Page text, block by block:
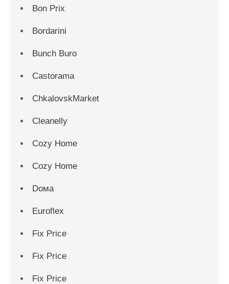
Bon Prix
Bordarini
Bunch Buro
Castorama
ChkalovskMarket
Cleanelly
Cozy Home
Cozy Home
Dома
Euroflex
Fix Price
Fix Price
Fix Price